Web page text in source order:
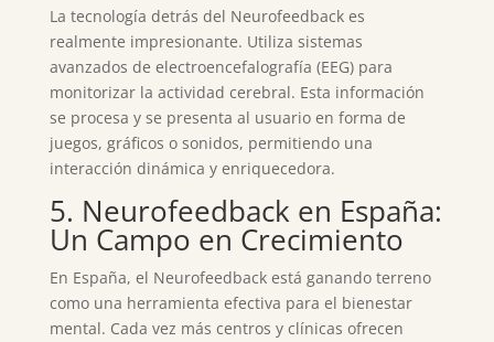
La tecnología detrás del Neurofeedback es
realmente impresionante. Utiliza sistemas
avanzados de electroencefalografía (EEG) para
monitorizar la actividad cerebral. Esta información
se procesa y se presenta al usuario en forma de
juegos, gráficos o sonidos, permitiendo una
interacción dinámica y enriquecedora.
5. Neurofeedback en España:
Un Campo en Crecimiento
En España, el Neurofeedback está ganando terreno
como una herramienta efectiva para el bienestar
mental. Cada vez más centros y clínicas ofrecen